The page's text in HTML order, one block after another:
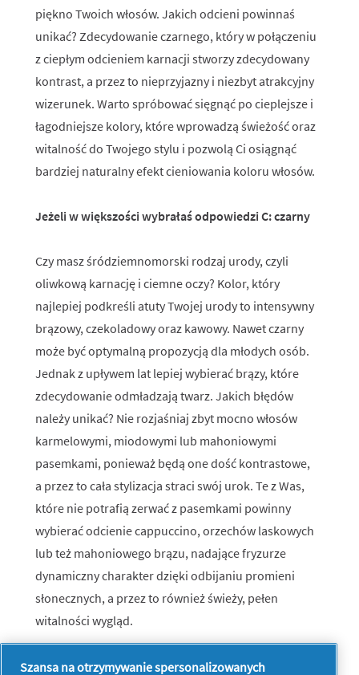
piękno Twoich włosów. Jakich odcieni powinnaś
unikać? Zdecydowanie czarnego, który w połączeniu
z ciepłym odcieniem karnacji stworzy zdecydowany
kontrast, a przez to nieprzyjazny i niezbyt atrakcyjny
wizerunek. Warto spróbować sięgnąć po cieplejsze i
łagodniejsze kolory, które wprowadzą świeżość oraz
witalność do Twojego stylu i pozwolą Ci osiągnąć
bardziej naturalny efekt cieniowania koloru włosów.
Jeżeli w większości wybrałaś odpowiedzi C: czarny
Czy masz śródziemnomorski rodzaj urody, czyli
oliwkową karnację i ciemne oczy? Kolor, który
najlepiej podkreśli atuty Twojej urody to intensywny
brązowy, czekoladowy oraz kawowy. Nawet czarny
może być optymalną propozycją dla młodych osób.
Jednak z upływem lat lepiej wybierać brązy, które
zdecydowanie odmładzają twarz. Jakich błędów
należy unikać? Nie rozjaśniaj zbyt mocno włosów
karmelowymi, miodowymi lub mahoniowymi
pasemkami, ponieważ będą one dość kontrastowe,
a przez to cała stylizacja straci swój urok. Te z Was,
które nie potrafią zerwać z pasemkami powinny
wybierać odcienie cappuccino, orzechów laskowych
lub też mahoniowego brązu, nadające fryzurze
dynamiczny charakter dzięki odbijaniu promieni
słonecznych, a przez to również świeży, pełen
witalności wygląd.
Szansa na otrzymywanie spersonalizowanych